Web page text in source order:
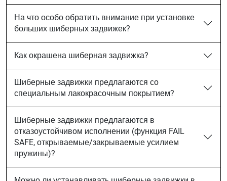
На что особо обратить внимание при установке
больших шиберных задвижек?
Как окрашена шиберная задвижка?
Шиберные задвижки предлагаются со
специальным лакокрасочным покрытием?
Шиберные задвижки предлагаются в
отказоустойчивом исполнении (функция FAIL
SAFE, открываемые/закрываемые усилием
пружины)?